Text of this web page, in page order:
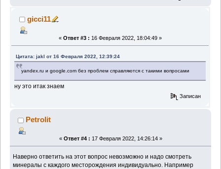
gicci11
« Ответ #3 : 16 Февраля 2022, 18:04:49 »
Цитата: jakl от 16 Февраля 2022, 12:39:24
yandex.ru и google.com без проблем справляются с такими вопросами
ну это итак знаем
Записан
Petrolit
« Ответ #4 : 17 Февраля 2022, 14:26:14 »
Наверно ответить на этот вопрос невозможно и надо смотреть
минералы с каждого месторождения индивидуально. Например